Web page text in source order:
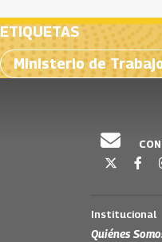
ETIQUETAS
Ministerio de
Institucional
Quiénes